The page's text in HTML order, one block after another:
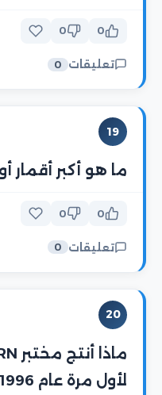
0
0
تعليقات 0
19
ما هو أكبر أقمار
0
0
تعليقات 0
20
لأول مرة عام 1996؟